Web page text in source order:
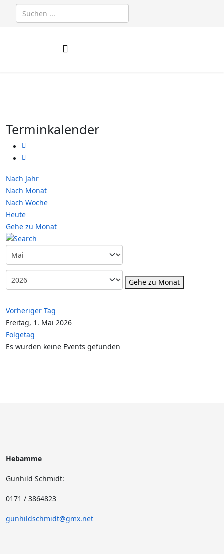
Terminkalender
Nach Jahr
Nach Monat
Nach Woche
Heute
Gehe zu Monat
Gehe zu Monat
Vorheriger Tag
Freitag, 1. Mai 2026
Folgetag
Es wurden keine Events gefunden
Hebamme
Gunhild Schmidt:
0171 / 3864823
gunhildschmidt@gmx.net